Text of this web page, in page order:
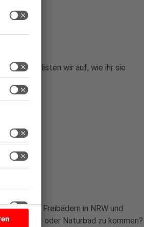
Hier listen wir auf, wie ihr sie
von Freibädern in NRW und
Frei- oder Naturbad zu kommen?